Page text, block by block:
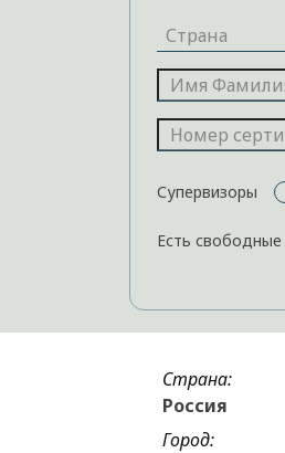
Супервизоры
Есть свободные
Страна:
Россия
Город: